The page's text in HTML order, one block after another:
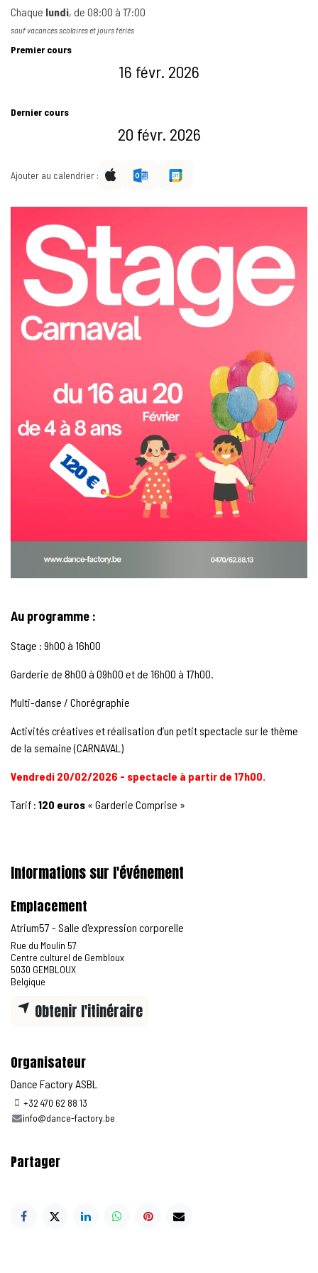
Chaque lundi, de 08:00 à 17:00
sauf vacances scolaires et jours fériés
Premier cours
16 févr. 2026
Dernier cours
20 févr. 2026
Ajouter au calendrier :
Au programme :
Stage : 9h00 à 16h00
Garderie de 8h00 à 09h00 et de 16h00 à 17h00.
Multi-danse / Chorégraphie
Activités créatives et réalisation d’un petit spectacle sur le thème
de la semaine (CARNAVAL)
Vendredi 20/02/2026 - spectacle à partir de 17h00.
Tarif : 120 euros « Garderie Comprise »
Informations sur l'événement
Emplacement
Atrium57 - Salle d'expression corporelle
Rue du Moulin 57
Centre culturel de Gembloux
5030 GEMBLOUX
Belgique
Obtenir l'itinéraire
Organisateur
Dance Factory ASBL
+32 470 62 88 13
info@dance-factory.be
Partager